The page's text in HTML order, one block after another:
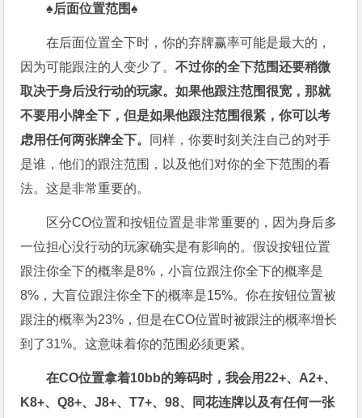
♠后面位置范围♠
在后面位置全下时，你的弃牌赢率可能是最大的，
因为可能跟注的人变少了。不过你的全下范围还要稍微
取决于身后没行动的玩家。如果他跟注范围很宽，那就
不要用小牌全下，但是如果他跟注范围很紧，你可以考
虑用任何两张牌全下。 同样，你要时刻关注自己的对手
是谁，他们的跟注范围，以及他们对你的全下范围的看
法。这是非常重要的。
区分CO位置和按钮位置是非常重要的，因为身后多
一位担心没行动的玩家确实是有影响的。假设按钮位置
跟注你全下的概率是8%，小盲位跟注你全下的概率是
8%，大盲位跟注你全下的概率是15%。你在按钮位置被
跟注的概率为23%，但是在CO位置时被跟注的概率增长
到了31%。这意味着你的范围必须更紧。
在CO位置拿着10bb的筹码时，我会用22+、A2+、
K8+、Q8+、J8+、T7+、98、同花连牌以及有任何一张